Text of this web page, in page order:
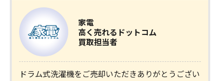
家電
高く売れるドットコム
買取担当者
ドラム式洗濯機をご売却いただきありがとうござい